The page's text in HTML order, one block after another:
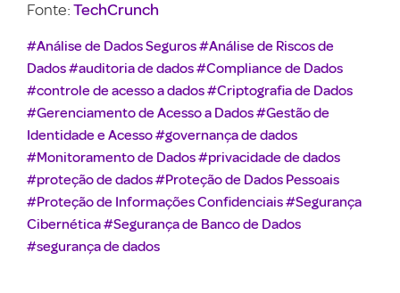
Fonte: TechCrunch
#Análise de Dados Seguros#Análise de Riscos de
Dados#auditoria de dados#Compliance de Dados
#controle de acesso a dados#Criptografia de Dados
#Gerenciamento de Acesso a Dados#Gestão de
Identidade e Acesso#governança de dados
#Monitoramento de Dados#privacidade de dados
#proteção de dados#Proteção de Dados Pessoais
#Proteção de Informações Confidenciais#Segurança
Cibernética#Segurança de Banco de Dados
#segurança de dados